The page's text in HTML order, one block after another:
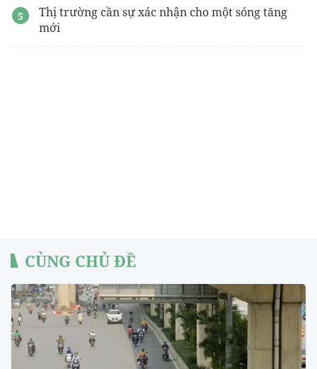
Thị trường cần sự xác nhận cho một sóng tăng
mới
CÙNG CHỦ ĐỀ